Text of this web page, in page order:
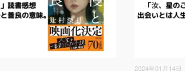
2024年01月14日